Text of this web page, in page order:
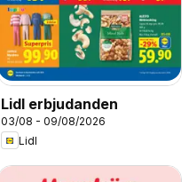
Lidl erbjudanden
03/08 - 09/08/2026
Lidl